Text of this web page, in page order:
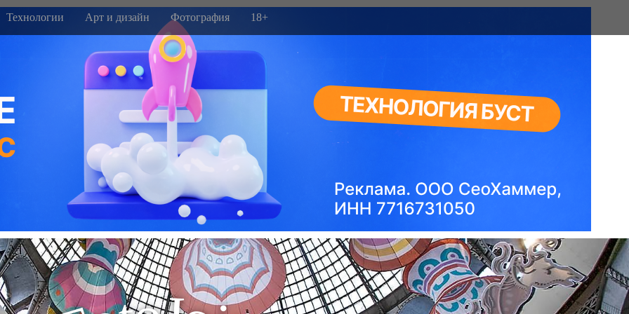
Технологии Арт и дизайн Фотография 18+